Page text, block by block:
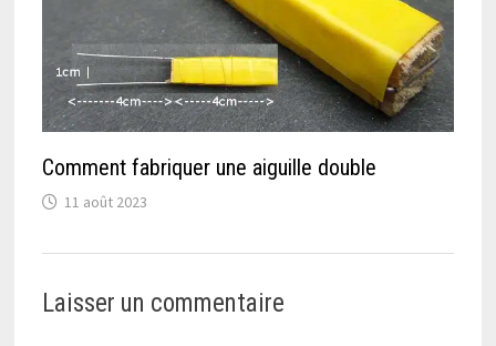
Comment fabriquer une aiguille double
11 août 2023
Laisser un commentaire